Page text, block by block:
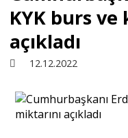
KYK burs ve
açıkladı
12.12.2022